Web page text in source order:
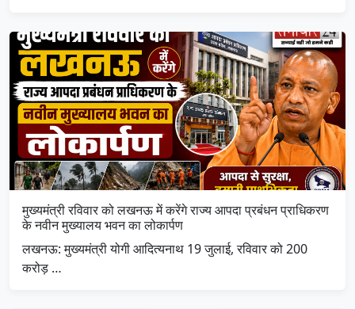
मुख्यमंत्री रविवार को लखनऊ में करेंगे राज्य आपदा प्रबंधन प्राधिकरण
के नवीन मुख्यालय भवन का लोकार्पण
लखनऊ: मुख्यमंत्री योगी आदित्यनाथ 19 जुलाई, रविवार को 200
करोड़ …